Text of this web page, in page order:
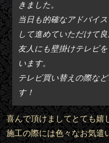
きました。
当日も的確なアドバイ
して進めていただけて良
友人にも壁掛けテレビ
います。
テレビ買い替えの際な
す！
喜んで頂けましてとても嬉
施工の際には色々なお気遣